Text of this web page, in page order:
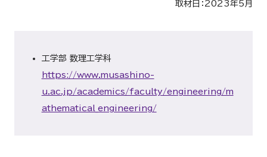
取材日：2023年5月
工学部 数理工学科
https://www.musashino-
u.ac.jp/academics/faculty/engineering/m
athematical_engineering/